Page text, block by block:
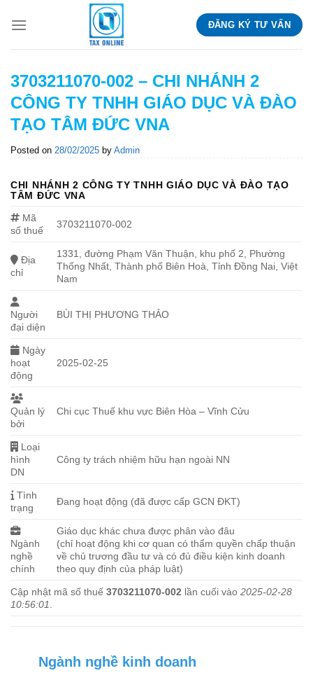
ĐĂNG KÝ TƯ VẤN
3703211070-002 – CHI NHÁNH 2
CÔNG TY TNHH GIÁO DỤC VÀ ĐÀO
TẠO TÂM ĐỨC VNA
Posted on 28/02/2025 by Admin
CHI NHÁNH 2 CÔNG TY TNHH GIÁO DỤC VÀ ĐÀO TẠO
TÂM ĐỨC VNA
Mã
số thuế
3703211070-002
Địa
chỉ
1331, đường Phạm Văn Thuận, khu phố 2, Phường
Thống Nhất, Thành phố Biên Hoà, Tỉnh Đồng Nai, Việt
Nam
Người
đại diện
BÙI THỊ PHƯƠNG THẢO
Ngày
hoạt
động
2025-02-25
Quản lý
bởi
Chi cục Thuế khu vực Biên Hòa – Vĩnh Cửu
Loại
hình
DN
Công ty trách nhiệm hữu hạn ngoài NN
Tình
trạng
Đang hoạt động (đã được cấp GCN ĐKT)
Ngành
nghề
chính
Giáo dục khác chưa được phân vào đâu
(chỉ hoạt động khi cơ quan có thẩm quyền chấp thuận
về chủ trương đầu tư và có đủ điều kiện kinh doanh
theo quy định của pháp luật)
Cập nhật mã số thuế 3703211070-002 lần cuối vào 2025-02-28
10:56:01
Ngành nghề kinh doanh